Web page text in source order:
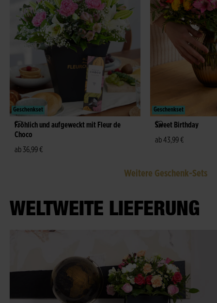
Geschenkset
Fröhlich und aufgeweckt mit Fleur de
Choco
ab 36,99 €
Geschenkset
Sweet Birthday
ab 43,99 €
Weitere Geschenk-Sets
WELTWEITE LIEFERUNG